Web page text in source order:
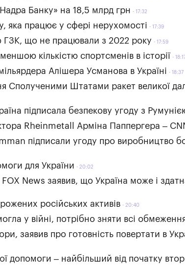
Банку» на 18,5 млрд грн 17:32
яка працює у сфері нерухомості 17:39
ГЗК, що не працювали з 2022 року 17:59
кількістю спортсменів в історії
Алішера Усманова в Україні 18:37
Сполученими Штатами ракет великої
підписала безпекову угоду з
Rheinmetall Арміна Паппергера –
підписали угоду про виробництво
для України 20:02
News заявив, що Україна може і
російських активів 20:40
у війні, потрібно зняти всі
заявив про готовність повертати в
допомоги – найбільший від початку